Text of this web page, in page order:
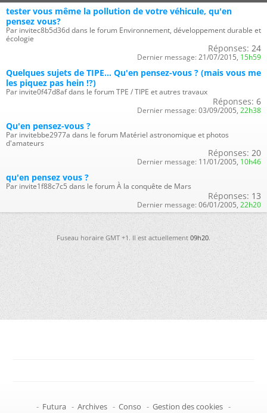
tester vous même la pollution de votre véhicule, qu'en
pensez vous?
Par invitec8b5d36d dans le forum Environnement, développement durable et
écologie
Réponses: 24
Dernier message: 21/07/2015, 15h59
Quelques sujets de TIPE... Qu'en pensez-vous ? (mais vous me
les piquez pas hein !?)
Par invite0f47d8af dans le forum TPE / TIPE et autres travaux
Réponses: 6
Dernier message: 03/09/2005, 22h38
Qu'en pensez-vous ?
Par invitebbe2977a dans le forum Matériel astronomique et photos
d'amateurs
Réponses: 20
Dernier message: 11/01/2005, 10h46
qu'en pensez vous ?
Par invite1f88c7c5 dans le forum À la conquête de Mars
Réponses: 13
Dernier message: 06/01/2005, 22h20
Fuseau horaire GMT +1. Il est actuellement09h20.
- Futura - Archives - Conso - Gestion des cookies -